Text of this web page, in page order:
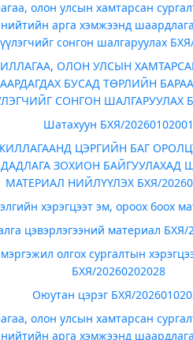
олон улсын хамтарсан
арга хэмжээнд
сонгон шалгаруулах
ОЛОН УЛСЫН
БУСАД ТӨРЛИЙН
СОНГОН ШАЛГАРУУЛАХ
Шатахуун БХЯ/20260102001
ЦЭРГИЙН БАГ
ДАДЛАГА ЗОХИОН
МАТЕРИАЛ НИЙЛҮҮЛЭХ БХЯ/
хэрэгцээт эм, ороох боох
цэвэрлэгээний материал БХЯ/
олгох сургалтын
БХЯ/20260202028
Оюутан цэрэг БХЯ/
олон улсын хамтарсан
арга хэмжээнд